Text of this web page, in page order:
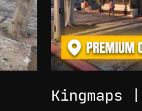
Kingmaps